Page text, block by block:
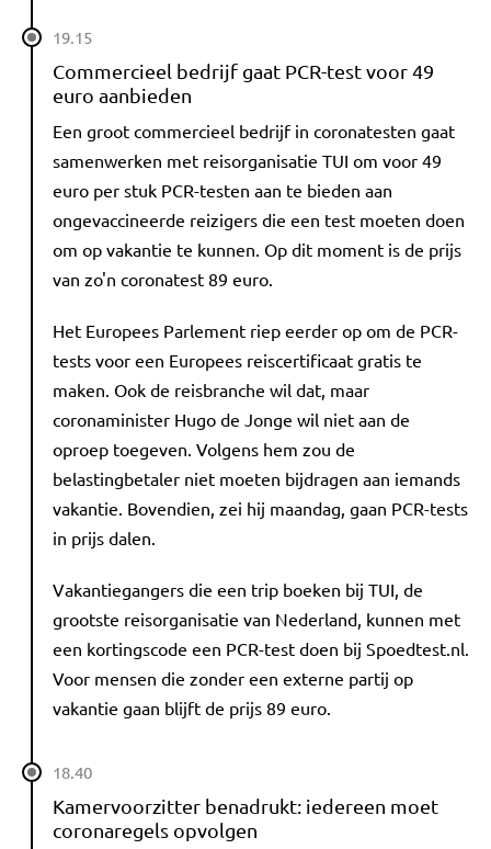
19.15
Commercieel bedrijf gaat PCR-test voor 49
euro aanbieden
Een groot commercieel bedrijf in coronatesten gaat
samenwerken met reisorganisatie TUI om voor 49
euro per stuk PCR-testen aan te bieden aan
ongevaccineerde reizigers die een test moeten doen
om op vakantie te kunnen. Op dit moment is de prijs
van zo'n coronatest 89 euro.
Het Europees Parlement riep eerder op om de PCR-
tests voor een Europees reiscertificaat gratis te
maken. Ook de reisbranche wil dat, maar
coronaminister Hugo de Jonge wil niet aan de
oproep toegeven. Volgens hem zou de
belastingbetaler niet moeten bijdragen aan iemands
vakantie. Bovendien, zei hij maandag, gaan PCR-tests
in prijs dalen.
Vakantiegangers die een trip boeken bij TUI, de
grootste reisorganisatie van Nederland, kunnen met
een kortingscode een PCR-test doen bij Spoedtest.nl.
Voor mensen die zonder een externe partij op
vakantie gaan blijft de prijs 89 euro.
18.40
Kamervoorzitter benadrukt: iedereen moet
coronaregels opvolgen